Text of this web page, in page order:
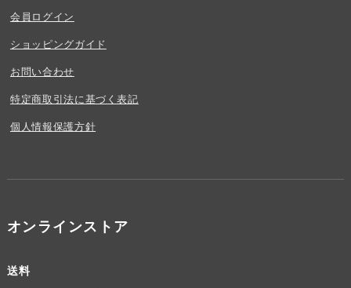
会員ログイン
ショッピングガイド
お問い合わせ
特定商取引法に基づく表記
個人情報保護方針
オンラインストア
送料